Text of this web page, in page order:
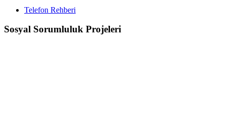
Telefon Rehberi
Sosyal Sorumluluk Projeleri